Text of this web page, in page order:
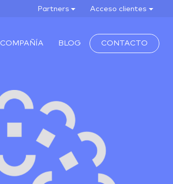
Partners Acceso clientes
COMPAÑÍA BLOG CONTACTO